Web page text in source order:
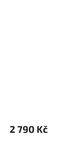
2 790 Kč